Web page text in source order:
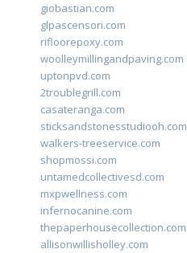
giobastian.com
glpascensori.com
rifloorepoxy.com
woolleymillingandpaving.com
uptonpvd.com
2troublegrill.com
casateranga.com
sticksandstonesstudiooh.com
walkers-treeservice.com
shopmossi.com
untamedcollectivesd.com
mxpwellness.com
infernocanine.com
thepaperhousecollection.com
allisonwillisholley.com